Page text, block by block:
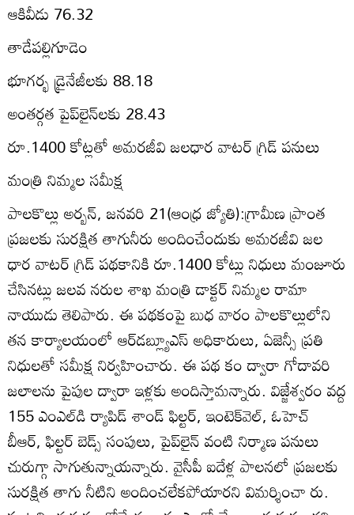
ఆకివీడు 76.32
తాడేపల్లిగూడెం
భూగర్భ డ్రైనేజీలకు 88.18
అంతర్గత పైప్‌లైన్‌లకు 28.43
రూ.1400 కోట్లతో అమరజీవి జలధార వాటర్‌ గ్రిడ్‌ పనులు
మంత్రి నిమ్మల సమీక్ష
పాలకొల్లు అర్బన్‌, జనవరి 21(ఆంధ్ర జ్యోతి):గ్రామీణ ప్రాంత
ప్రజలకు సురక్షిత తాగునీరు అందించేందుకు అమరజీవి జల
ధార వాటర్‌ గ్రిడ్‌ పథకానికి రూ.1400 కోట్లు నిధులు మంజూరు
చేసినట్లు జలవ నరుల శాఖ మంత్రి డాక్టర్‌ నిమ్మల రామా
నాయుడు తెలిపారు. ఈ పథకంపై బుధ వారం పాలకొల్లులోని
తన కార్యాలయంలో ఆర్‌డబ్ల్యూఎస్‌ అధికారులు, ఏజెన్సీ ప్రతి
నిధులతో సమీక్ష నిర్వహించారు. ఈ పథ కం ద్వారా గోదావరి
జలాలను పైపుల ద్వారా ఇళ్లకు అందిస్తామన్నారు. విజ్జేశ్వరం వద్ద
155 ఎంఎల్‌డి ర్యాపిడ్‌ శాండ్‌ ఫిల్టర్‌, ఇంటెక్‌వెల్‌, ఓహెచ్‌
బీఆర్‌, ఫిల్టర్‌ బెడ్స్‌ సంపులు, పైప్‌లైన్‌ వంటి నిర్మాణ పనులు
చురుగ్గా సాగుతున్నాయన్నారు. వైసీపీ ఐదేళ్ల పాలనలో ప్రజలకు
సురక్షిత తాగు నీటిని అందించలేకపోయారని విమర్శించా రు.